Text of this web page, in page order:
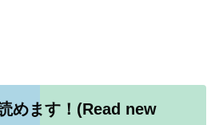
めます！(Read new